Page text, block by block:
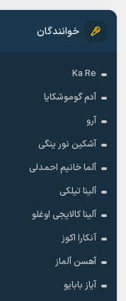
خوانندگان
Ka Re
آدم گوموشکایا
آرو
آشکین نور ینگی
آلما خانیم احمدلی
آلینا تیلکی
آلینا کالایجی اوغلو
آنکارا اکوز
آهسن آلماز
آیاز بابایو